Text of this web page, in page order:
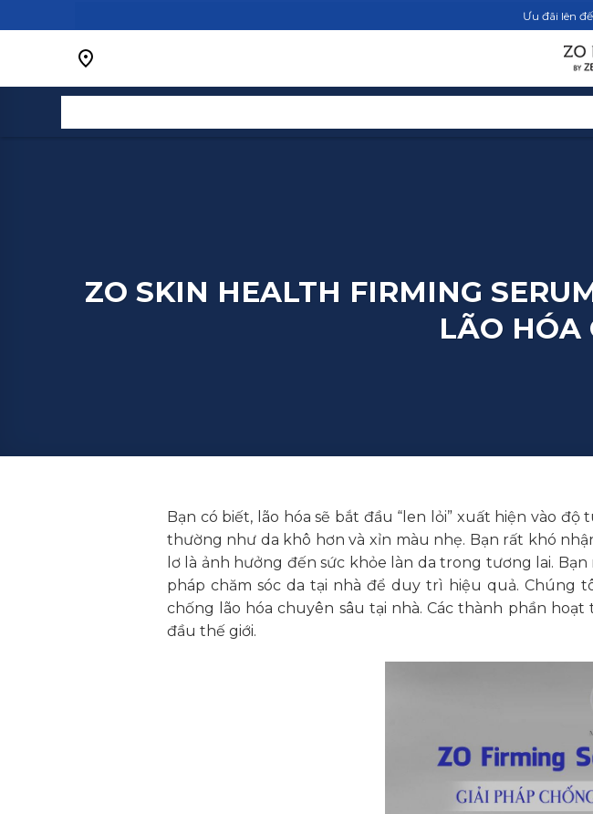
qua
Ưu đãi lên
ZO SKIN HEALTH FIRMING
LÃO HÓA
Bạn có biết, lão hóa sẽ bắt đầu “len lỏi” xuất hiện vào
thường như da khô hơn và xỉn màu nhẹ. Bạn rất khó
lơ là ảnh hưởng đến sức khỏe làn da trong tương lai.
pháp chăm sóc da tại nhà để duy trì hiệu quả. Chúng
chống lão hóa chuyên sâu tại nhà. Các thành phần
đầu thế giới.